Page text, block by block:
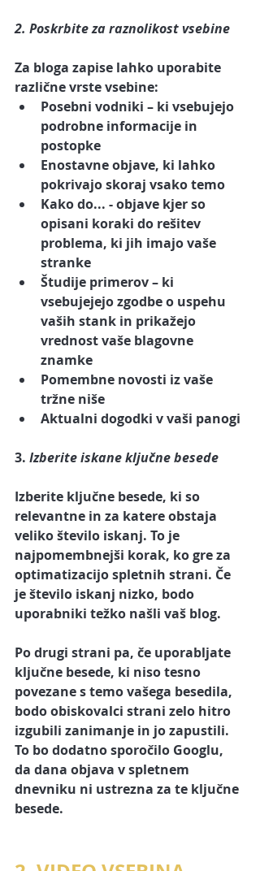
2. Poskrbite za raznolikost vsebine
Za bloga zapise lahko uporabite
različne vrste vsebine:
Posebni vodniki – ki vsebujejo
podrobne informacije in
postopke
Enostavne objave, ki lahko
pokrivajo skoraj vsako temo
Kako do... - objave kjer so
opisani koraki do rešitev
problema, ki jih imajo vaše
stranke
Študije primerov – ki
vsebujejejo zgodbe o uspehu
vaših stank in prikažejo
vrednost vaše blagovne
znamke
Pomembne novosti iz vaše
tržne niše
Aktualni dogodki v vaši panogi
3. Izberite iskane ključne besede
Izberite ključne besede, ki so
relevantne in za katere obstaja
veliko število iskanj. To je
najpomembnejši korak, ko gre za
optimatizacijo spletnih strani. Če
je število iskanj nizko, bodo
uporabniki težko našli vaš blog.
Po drugi strani pa, če uporabljate
ključne besede, ki niso tesno
povezane s temo vašega besedila,
bodo obiskovalci strani zelo hitro
izgubili zanimanje in jo zapustili.
To bo dodatno sporočilo Googlu,
da dana objava v spletnem
dnevniku ni ustrezna za te ključne
besede.